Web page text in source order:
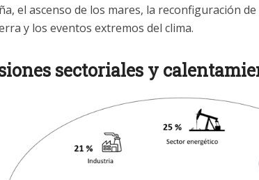
el ascenso de los mares, la reconfiguración
y los eventos extremos del clima.
sectoriales y